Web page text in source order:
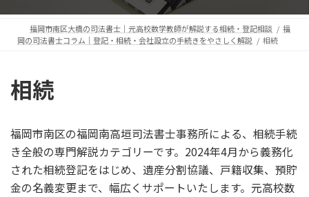
福岡市南区大橋の司法書士｜元高校数学教師が解説する相続・登記相談
福
岡の司法書士コラム｜登記・相続・会社設立の手続きをやさしく解説
相続
相続
福岡市南区の福岡南高垣司法書士事務所による、相続手続
き全般の専門解説カテゴリーです。2024年4月から義務化
された相続登記をはじめ、遺産分割協議、戸籍収集、預貯
金の名義変更まで、幅広くサポートいたします。元高校数